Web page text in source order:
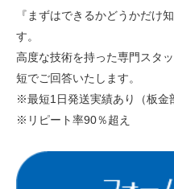
『まずはできるかどうかだけ
す。
高度な技術を持った専門スタ
短でご回答いたします。
※最短1日発送実績あり（板金
※リピート率90％超え